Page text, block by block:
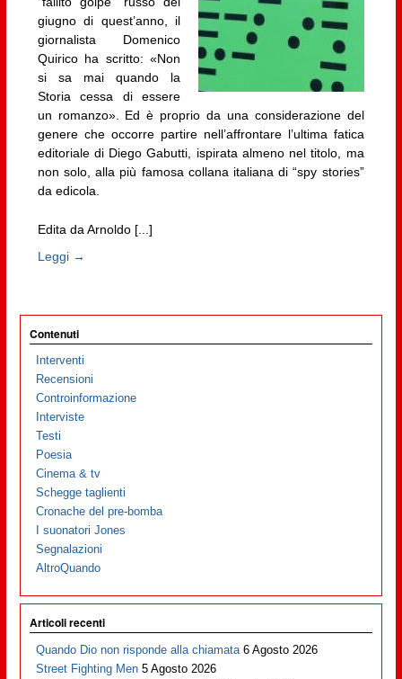
giugno di quest’anno, il
giornalista Domenico
Quirico ha scritto: «Non
si sa mai quando la
Storia cessa di essere
un romanzo». Ed è proprio da una considerazione del
genere che occorre partire nell’affrontare l’ultima fatica
editoriale di Diego Gabutti, ispirata almeno nel titolo, ma
non solo, alla più famosa collana italiana di “spy stories”
da edicola.
Edita da Arnoldo [...]
Leggi →
Contenuti
Interventi
Recensioni
Controinformazione
Interviste
Testi
Poesia
Cinema & tv
Schegge taglienti
Cronache del pre-bomba
I suonatori Jones
Segnalazioni
AltroQuando
Articoli recenti
Quando Dio non risponde alla chiamata 6 Agosto 2026
Street Fighting Men 5 Agosto 2026